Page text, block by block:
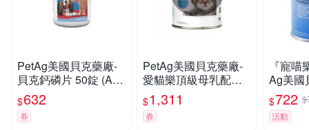
PetAg美國貝克藥廠-
貝克鈣磷片 50錠 (A51
02)
$632
券
PetAg美國貝克藥廠-
愛貓樂頂級母乳配方
12OZ.(340g) (A1114)
$1,311
券
『寵
Ag美國
用奶
犬貓小
0g
$722
活動